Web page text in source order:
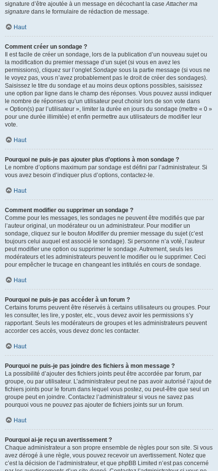
signature d’être ajoutée à un message en décochant la caseAttacher ma
signature dans le formulaire de rédaction de message.
Haut
Comment créer un sondage ?
Il est facile de créer un sondage, lors de la publication d’un nouveau sujet ou
la modification du premier message d’un sujet (si vous en avez les
permissions), cliquez sur l’ongletSondage sous la partie message (si vous ne
le voyez pas, vous n’avez probablement pas le droit de créer des sondages).
Saisissez le titre du sondage et au moins deux options possibles, saisissez
une option par ligne dans le champ des réponses. Vous pouvez aussi indiquer
le nombre de réponses qu’un utilisateur peut choisir lors de son vote dans
« Option(s) par l’utilisateur », limiter la durée en jours du sondage (mettre « 0 »
pour une durée illimitée) et enfin permettre aux utilisateurs de modifier leur
vote.
Haut
Pourquoi ne puis-je pas ajouter plus d’options à mon sondage ?
Le nombre d’options maximum par sondage est défini par l’administrateur. Si
vous avez besoin d’indiquer plus d’options, contactez-le.
Haut
Comment modifier ou supprimer un sondage ?
Comme pour les messages, les sondages ne peuvent être modifiés que par
l’auteur original, un modérateur ou un administrateur. Pour modifier un
sondage, cliquez sur le bouton Modifierdu premier message du sujet (c’est
toujours celui auquel est associé le sondage). Si personne n’a voté, l’auteur
peut modifier une option ou supprimer le sondage. Autrement, seuls les
modérateurs et les administrateurs peuvent le modifier ou le supprimer. Ceci
pour empêcher le trucage en changeant les intitulés en cours de sondage.
Haut
Pourquoi ne puis-je pas accéder à un forum ?
Certains forums peuvent être réservés à certains utilisateurs ou groupes. Pour
les consulter, les lire, y poster, etc., vous devez avoir les permissions s’y
rapportant. Seuls les modérateurs de groupes et les administrateurs peuvent
accorder ces accès, vous devez donc les contacter.
Haut
Pourquoi ne puis-je pas joindre des fichiers à mon message ?
La possibilité d’ajouter des fichiers joints peut être accordée par forum, par
groupe, ou par utilisateur. L’administrateur peut ne pas avoir autorisé l’ajout de
fichiers joints pour le forum dans lequel vous postez, ou peut-être que seul un
groupe peut en joindre. Contactez l’administrateur si vous ne savez pas
pourquoi vous ne pouvez pas ajouter de fichiers joints sur un forum.
Haut
Pourquoi ai-je reçu un avertissement ?
Chaque administrateur a son propre ensemble de règles pour son site. Si vous
avez dérogé à une règle, vous pouvez recevoir un avertissement. Notez que
c’est la décision de l’administrateur, et que phpBB Limited n’est pas concerné